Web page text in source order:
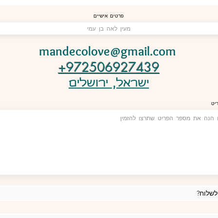
פרטים אישיים
mandecolove@gmail.com
+972506927439
ישראל, ירושלים